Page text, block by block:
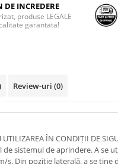
DE INCREDERE
produse LEGALE
garantata!
Review-uri (0)
UTILIZAREA ÎN CONDIȚII DE
sistemul de aprindere. A se
s. Din poziție laterală, a se